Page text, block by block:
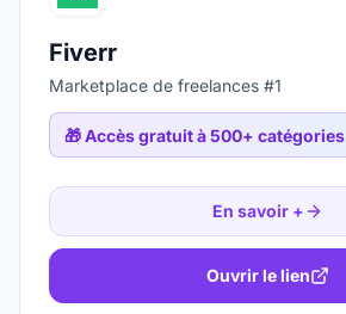
Fiverr
Marketplace de freelances #1
🎁Accès gratuit à 500+ catégories
En savoir +
Ouvrir le lien